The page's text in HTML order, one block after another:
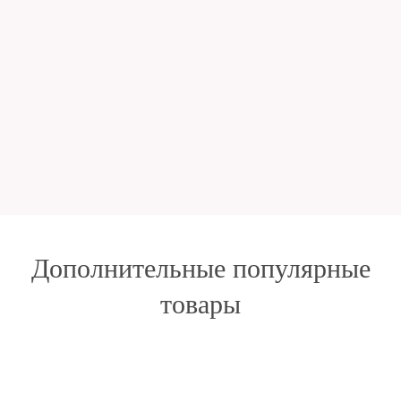
Дополнительные популярные
товары